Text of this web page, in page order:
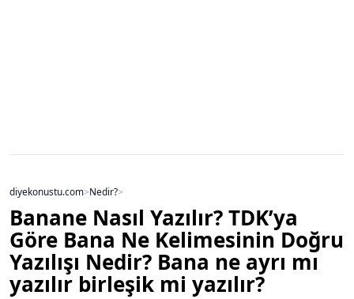
diyekonustu.com>Nedir?>
Banane Nasıl Yazılır? TDK’ya
Göre Bana Ne Kelimesinin Doğru
Yazılışı Nedir? Bana ne ayrı mı
yazılır birleşik mi yazılır?